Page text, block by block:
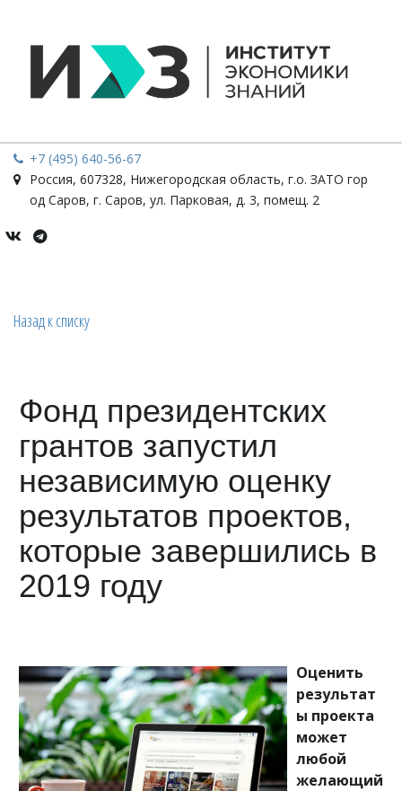
+7 (495) 640-56-67
Россия, 607328, Нижегородская область, г.о. ЗАТО гор
од Саров, г. Саров, ул. Парковая, д. 3, помещ. 2
Назад к списку
Фонд президентских
грантов запустил
независимую оценку
результатов проектов,
которые завершились в
2019 году
Оценить
результат
ы проекта
может
любой
желающий